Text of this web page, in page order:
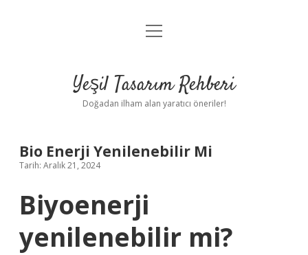
Anasayfa
Yasal Uyarı
menüyü
Yeşil Tasarım Rehberi
Doğadan ilham alan yaratıcı öneriler!
Bio Enerji Yenilenebilir Mi
Tarih: Aralık 21, 2024
Biyoenerji
yenilenebilir mi?